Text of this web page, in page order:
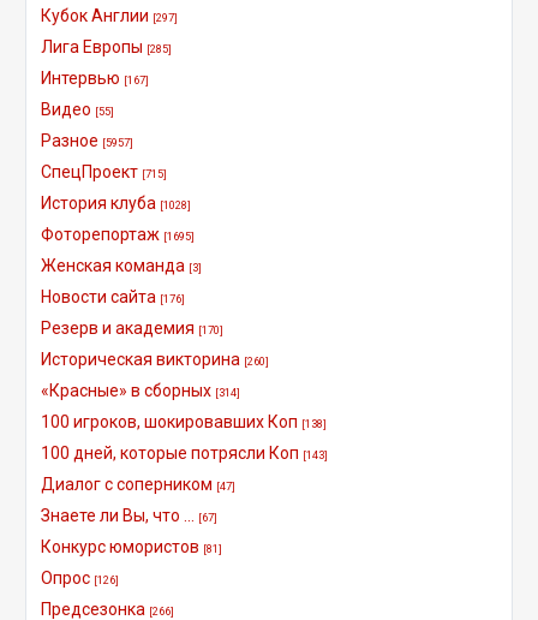
Кубок Англии [297]
Лига Европы [285]
Интервью [167]
Видео [55]
Разное [5957]
СпецПроект [715]
История клуба [1028]
Фоторепортаж [1695]
Женская команда [3]
Новости сайта [176]
Резерв и академия [170]
Историческая викторина [260]
«Красные» в сборных [314]
100 игроков, шокировавших Коп [138]
100 дней, которые потрясли Коп [143]
Диалог с соперником [47]
Знаете ли Вы, что ... [67]
Конкурс юмористов [81]
Опрос [126]
Предсезонка [266]